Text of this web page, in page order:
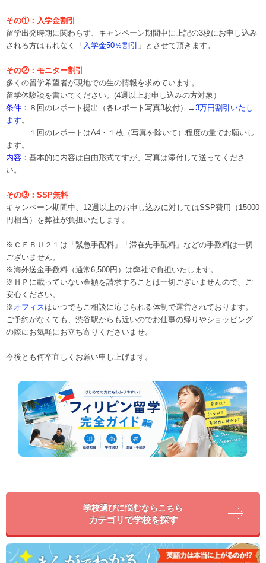
その①：入学金割引
留学出発時期に関わらず、キャンペーン期間中に上記の3校にお申し込み
される方はもれなく「 入学金50％割引 」とさせて頂きます。
その②：モニター割引
多くの留学希望者が現地での生の情報を求めています。
留学体験談を書いてください。(4週以上お申し込みの方対象）
条件 ：８回のレポート提出（各レポート写真3枚付）→3万円割引いたし
ます 。
１回のレポートはA4・１枚（写真を除いて）程度の量でお願いし
ます。
内容 ：基本的に内容は自由形式ですが、写真は添付して送ってくださ
い。
その③：SSP無料
キャンペーン期間中、 12週以上のお申し込みに対してはSSP費用（15000
円相当）を弊社が負担いたします。
※ＣＥＢＵ２１は「緊急手配料」「滞在先手配料」などの手数料は一切
ございません。
※海外送金手数料（通常6,500円）は弊社で負担いたします。
※ＨＰに載っていない金額を請求することは一切ございませんので、ご
安心ください。
※ オフィス はいつでもご相談に応じられる体制で運営されております。
ご予約がなくても、渋谷駅からも近いのでお仕事の帰りやショッピング
の際にお気軽にお立ち寄りくださいませ。
今後とも何卒宜しくお願い申し上げます。
学校選びに悩むならこちら
カテゴリで学校を探す